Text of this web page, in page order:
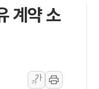
' 못 맡는다…상피제 실시
·DX 지분 일부 매각
염중대경보 해제…누적 온열질
"...李 부동산 세제안에 與 내부
미엄 아울렛' 건립 '본궤도'
계약 소
가
가